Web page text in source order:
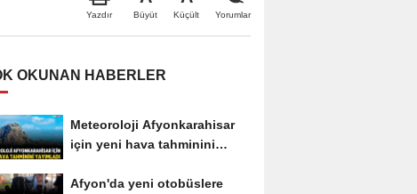
Yazdır Büyüt Küçült Yorumlar
OKUNAN HABERLER
Meteoroloji Afyonkarahisar
için yeni hava tahminini
Afyon'da yeni otobüslere